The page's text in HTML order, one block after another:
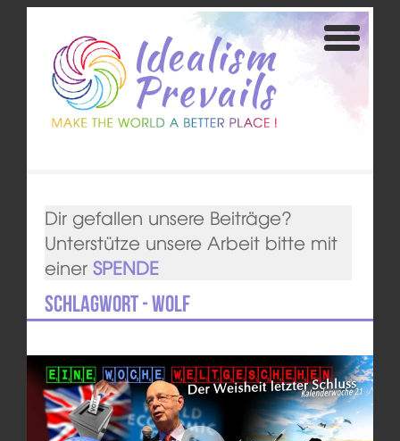
Dir gefallen unsere Beiträge?
Unterstütze unsere Arbeit bitte mit
einer SPENDE
Schlagwort - Wolf